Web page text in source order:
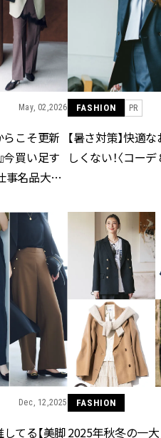
May, 02,2026
こそ更新
今買い足す
事名品大賞
FASHION PR
【暑さ対策】快適
しくない！〈コーデ
Dec, 12,2025
てる【美脚
FASHION
2025年秋冬の一大
シィ]
BEAUTY Aug, 6, 2026
【ヘアアクセ6選】手抜きに見え
ない！アラサーのまとめ髪が垢
抜ける「即戦力アクセ」たち |
CLASSY.[クラッシィ]
BEAUTY Aug, 7, 2026
冷房・紫外線etc...「夏の隠れ乾
燥」を防ぐ【ベタつかない名品
クリーム】3選＜30代のベストコ
BEAUTY Nov, 17, 2025
【落ちない名品リップ10選】塗
り直しできない・皮むけしやす
いetc.悩みをクリア | CLASSY.[ク
ラッシィ]
BEAUTY Aug, 5, 2026
夏の深刻なくすみ・色ムラにア
プローチ！【透明感を底上げ】
神コスメ３選 | CLASSY.[クラッシ
ィ]